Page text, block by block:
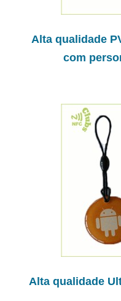
Alta qualidade
com
Alta qualidade